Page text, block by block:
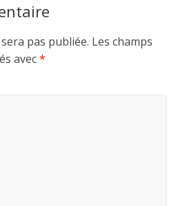
pas publiée. Les champs
avec*